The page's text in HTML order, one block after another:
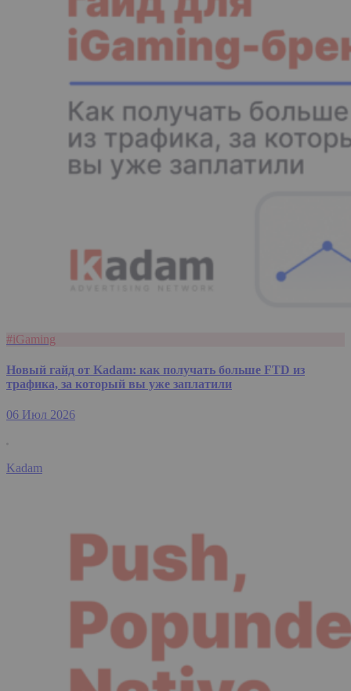
#iGaming
Новый гайд от Kadam: как получать больше FTD из
трафика, за который вы уже заплатили
06 Июл 2026
Kadam